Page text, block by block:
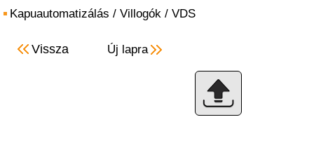
Kapuautomatizálás / Villogók / VDS
Vissza Új lapra